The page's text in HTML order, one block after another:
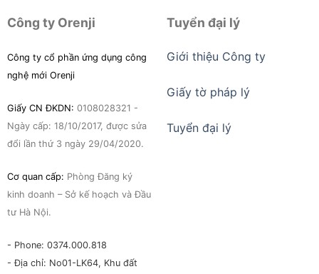
Công ty Orenji
Công ty cổ phần ứng dụng công
nghệ mới Orenji
Giấy CN ĐKDN: 0108028321 -
Ngày cấp: 18/10/2017, được sửa
đổi lần thứ 3 ngày 29/04/2020.
Cơ quan cấp: Phòng Đăng ký
kinh doanh – Sở kế hoạch và Đầu
tư Hà Nội.
- Phone: 0374.000.818
- Địa chỉ: No01-LK64, Khu đất
Tuyển đại lý
Giới thiệu Công ty
Giấy tờ pháp lý
Tuyển đại lý